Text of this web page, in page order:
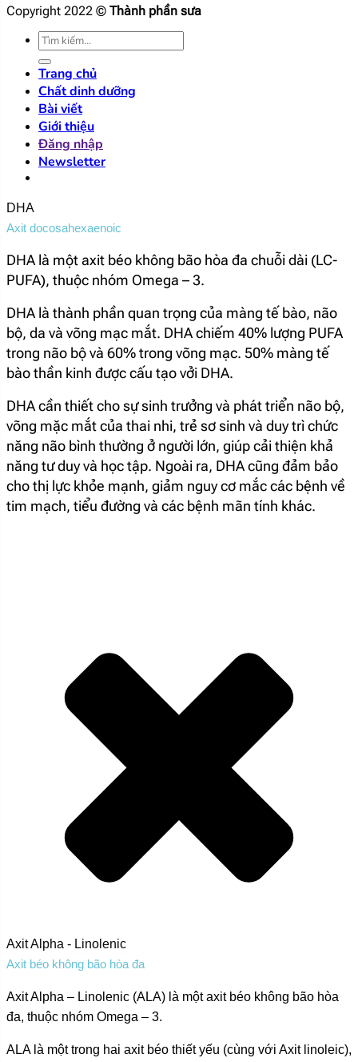
Copyright 2022 © Thành phần sưa
Tìm
kiếm:
Trang chủ
Chất dinh dưỡng
Bài viết
Giới thiệu
Đăng nhập
Newsletter
DHA
Axit docosahexaenoic
DHA là một axit béo không bão hòa đa chuỗi dài (LC-
PUFA), thuộc nhóm Omega – 3.
DHA là thành phần quan trọng của màng tế bào, não
bộ, da và võng mạc mắt. DHA chiếm 40% lượng PUFA
trong não bộ và 60% trong võng mạc. 50% màng tế
bào thần kinh được cấu tạo vởi DHA.
DHA cần thiết cho sự sinh trưởng và phát triển não bộ,
võng mặc mắt của thai nhi, trẻ sơ sinh và duy trì chức
năng não bình thường ở người lớn, giúp cải thiện khả
năng tư duy và học tập. Ngoài ra, DHA cũng đảm bảo
cho thị lực khỏe mạnh, giảm nguy cơ mắc các bệnh về
tim mạch, tiểu đường và các bệnh mãn tính khác.
Axit Alpha - Linolenic
Axit béo không bão hòa đa
Axit Alpha – Linolenic (ALA) là một axit béo không bão hòa
đa, thuộc nhóm Omega – 3.
ALA là một trong hai axit béo thiết yếu (cùng với Axit linoleic),